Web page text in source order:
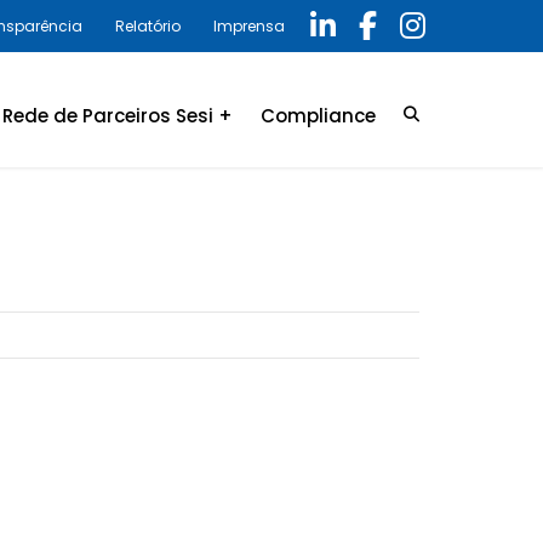
Relatório Imprensa
Rede de Parceiros Sesi + Compliance
Programa de Compliance